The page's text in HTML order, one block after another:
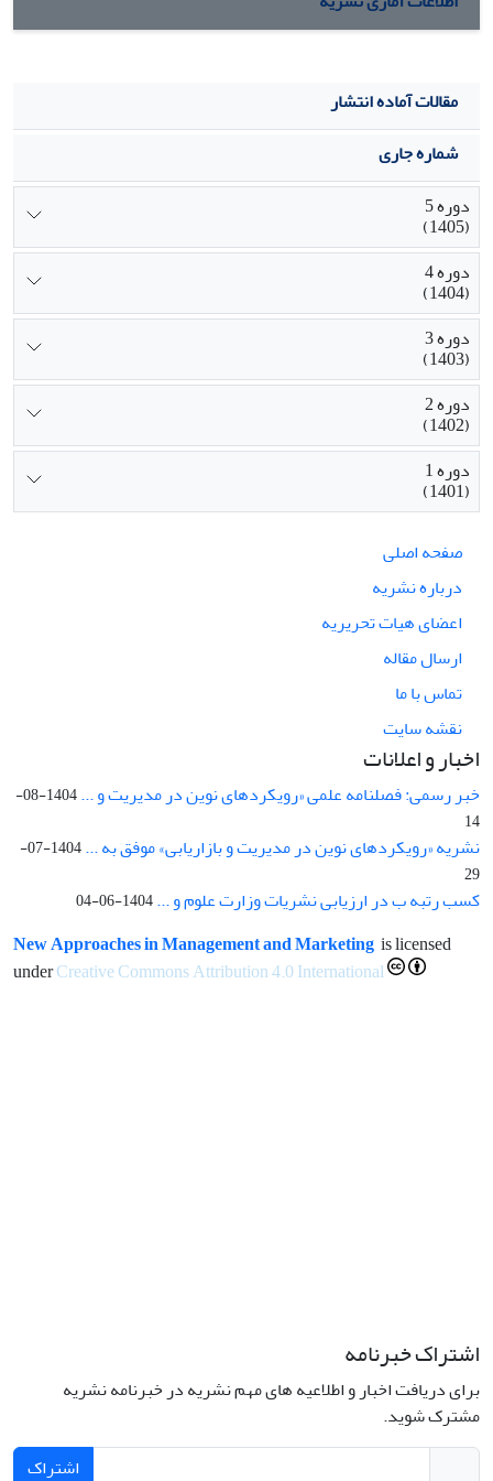
مقالات آماده انتشار
شماره جاری
دوره 5
(1405)
دوره 4
(1404)
دوره 3
(1403)
دوره 2
(1402)
دوره 1
(1401)
صفحه اصلی
درباره نشریه
اعضای هیات تحریریه
ارسال مقاله
تماس با ما
نقشه سایت
اخبار و اعلانات
خبر رسمی: فصلنامه علمی «رویکردهای نوین در مدیریت و ...
1404-08-
14
نشریه «رویکردهای نوین در مدیریت و بازاریابی» موفق به ...
1404-07-
29
کسب رتبه ب در ارزیابی نشریات وزارت علوم و ...1404-06-04
New Approaches in Management and Marketing is licensed
underCreative Commons Attribution 4.0 International
اشتراک خبرنامه
برای دریافت اخبار و اطلاعیه های مهم نشریه در خبرنامه نشریه
مشترک شوید.
اشتراک